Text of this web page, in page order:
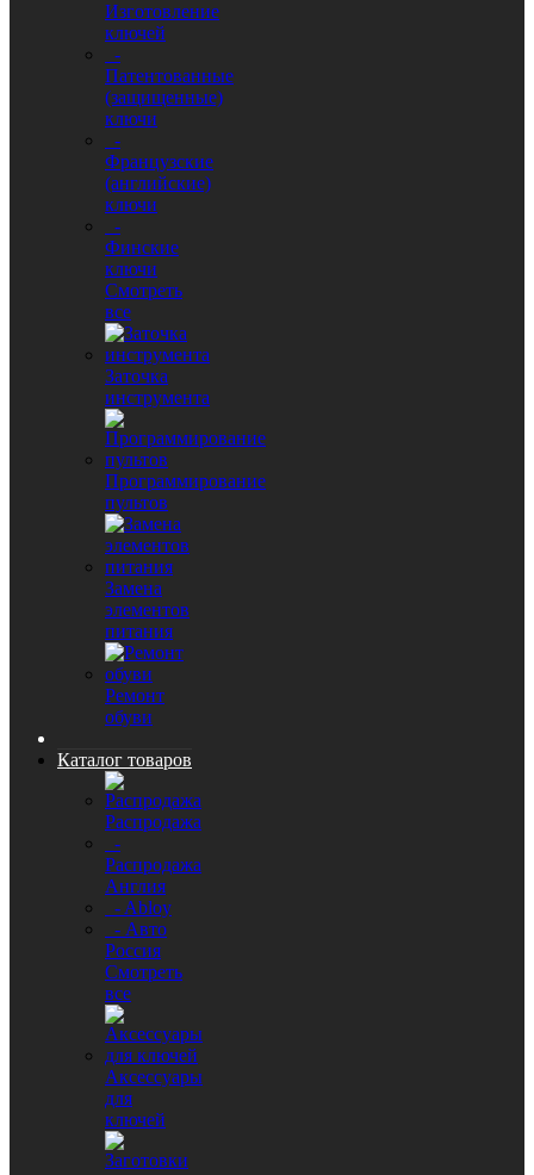
Изготовление
ключей
-
Патентованные
(защищенные)
ключи
-
Французские
(английские)
ключи
-
Финские
ключи
Смотреть
все
Заточка
инструмента
Программирование
пультов
Замена
элементов
питания
Ремонт
обуви
Каталог товаров
Распродажа
-
Распродажа
Англия
- Abloy
- Авто
Россия
Смотреть
все
Аксессуары
для
ключей